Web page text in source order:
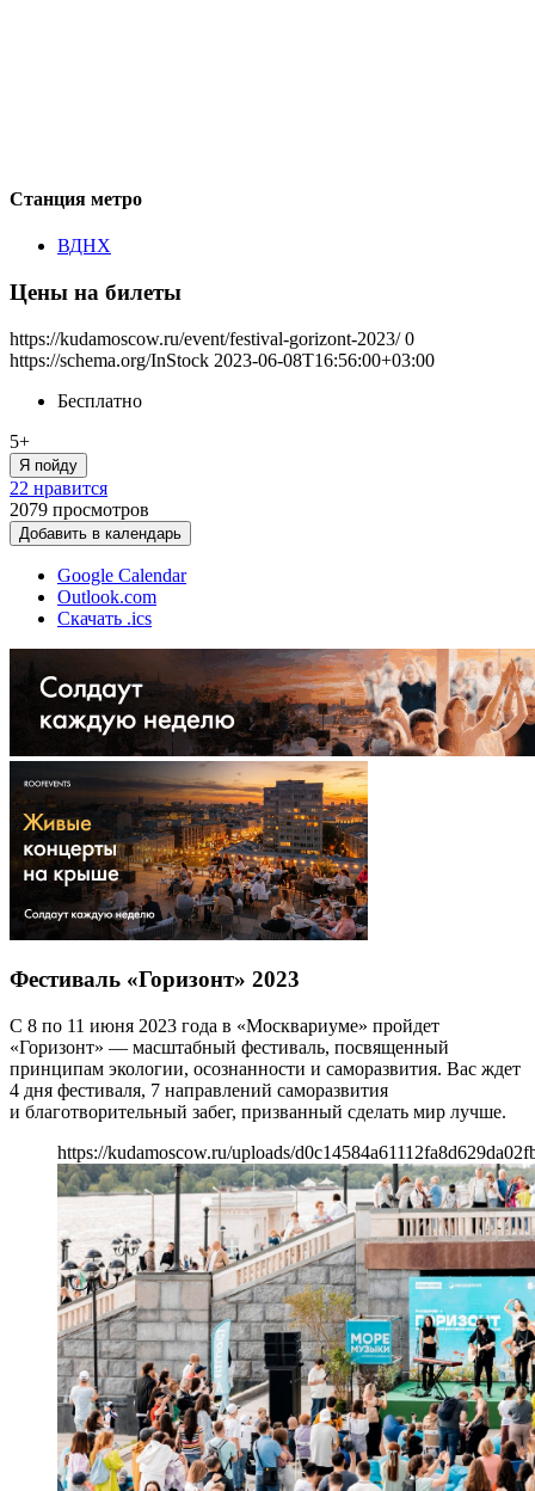
Станция метро
ВДНХ
Цены на билеты
https://kudamoscow.ru/event/festival-gorizont-2023/ 0
https://schema.org/InStock 2023-06-08T16:56:00+03:00
Бесплатно
5+
Я пойду
22 нравится
2079 просмотров
Добавить в календарь
Google Calendar
Outlook.com
Скачать .ics
Фестиваль «Горизонт» 2023
С 8 по 11 июня 2023 года в «Москвариуме» пройдет
«Горизонт» — масштабный фестиваль, посвященный
принципам экологии, осознанности и саморазвития. Вас ждет
4 дня фестиваля, 7 направлений саморазвития
и благотворительный забег, призванный сделать мир лучше.
https://kudamoscow.ru/uploads/